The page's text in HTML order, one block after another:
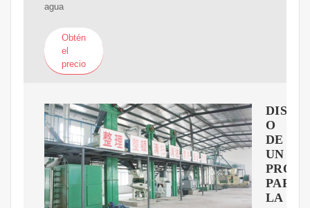
agua
Obtén
el
precio
DISE?
O
DE
UN
PARA
LA